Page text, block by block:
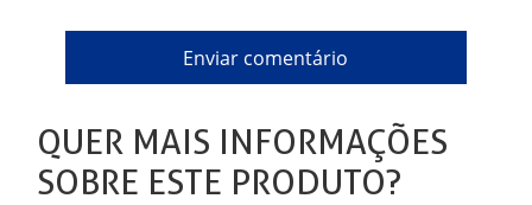
QUER MAIS INFORMAÇÕES
SOBRE ESTE PRODUTO?